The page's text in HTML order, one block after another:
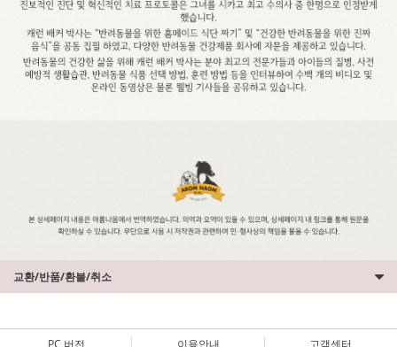
교환/반품/환불/취소
PC 버전 이용안내 고객센터